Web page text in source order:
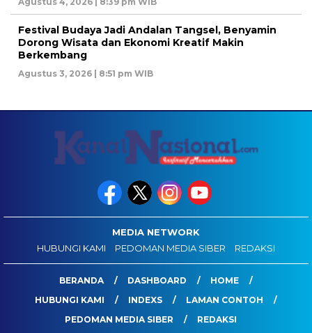
Festival Budaya Jadi Andalan Tangsel, Benyamin
Dorong Wisata dan Ekonomi Kreatif Makin
Berkembang
Agustus 3, 2026 | 8:51 pm WIB
MEDIA NETWORK
HUBUNGI KAMI
PEDOMAN MEDIA SIBER REDAKSI
BERANDA DASHBOARD
HOME
HUBUNGI KAMI
INDEXS
LAMAN CONTOH
PEDOMAN MEDIA SIBER
REDAKSI